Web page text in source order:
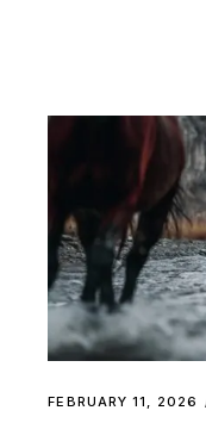
FEBRUARY 11, 2026